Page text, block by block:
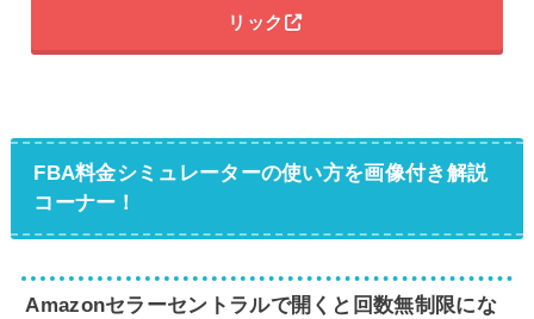
リック
FBA料金シミュレーターの使い方を画像付き解説
コーナー！
Amazonセラーセントラルで開くと回数無制限にな